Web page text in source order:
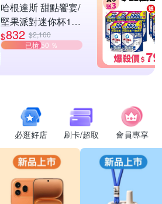
哈根達斯 甜點饗宴/
堅果派對迷你杯16
入組 任選
$832 $2,100
已搶 50 ％
必逛好店 刷卡/超取 會員專享